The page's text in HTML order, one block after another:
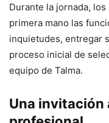
Durante la jornada,
primera mano las
inquietudes, entregar
proceso inicial de
equipo de Talma.
Una